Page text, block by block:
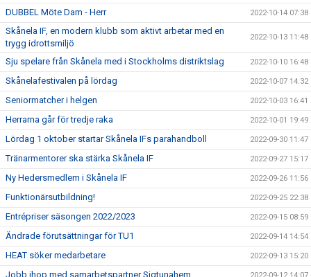
DUBBEL Möte Dam - Herr 2022-10-14 07:38
Skånela IF, en modern klubb som aktivt arbetar med en
trygg idrottsmiljö
2022-10-13 11:48
Sju spelare från Skånela med i Stockholms distriktslag 2022-10-10 16:48
Skånelafestivalen på lördag 2022-10-07 14:32
Seniormatcher i helgen 2022-10-03 16:41
Herrarna går för tredje raka 2022-10-01 19:49
Lördag 1 oktober startar Skånela IFs parahandboll 2022-09-30 11:47
Tränarmentorer ska stärka Skånela IF 2022-09-27 15:17
Ny Hedersmedlem i Skånela IF 2022-09-26 11:56
Funktionärsutbildning! 2022-09-25 22:38
Entrépriser säsongen 2022/2023 2022-09-15 08:59
Ändrade förutsättningar för TU1 2022-09-14 14:54
HEAT söker medarbetare 2022-09-13 15:20
Jobb ihop med samarbetspartner Sigtunahem